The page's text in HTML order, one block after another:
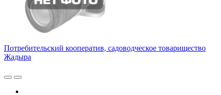
Потребительский кооператив, садоводческое товарищество
Жадыра